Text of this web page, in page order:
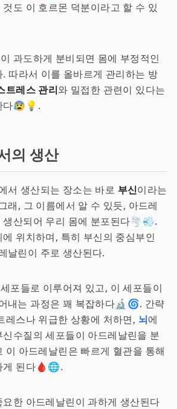
도 이 호르몬 덕분이라고 할 수 있
과도하게 분비되면 몸에 부정적인
따라서 이를 올바르게 관리하는 방
트레스 관리와 밀접한 관련이 있다는
다😰💡.
의 생산
서 생산되는 장소는 바로 부신이라는
래, 그 이름에서 알 수 있듯, 아드레
생산되어 우리 몸에 분포된다🌪️💨.
위치하며, 특히 부신의 중심부인
날린이 주로 생산된다.
포들로 이루어져 있고, 이 세포들이
내는 과정은 꽤 복잡하다🔬🌀. 간략
레스나 위급한 상황에 처하면, 뇌에
수질의 세포들이 아드레날린을 분
이 아드레날린은 빠르게 혈관을 통해
게 된다🩸🌐.
한 아드레날린이 과하게 생산된다